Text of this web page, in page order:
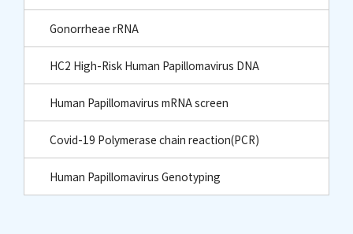
Gonorrheae rRNA
HC2 High-Risk Human Papillomavirus DNA
Human Papillomavirus mRNA screen
Covid-19 Polymerase chain reaction(PCR)
Human Papillomavirus Genotyping